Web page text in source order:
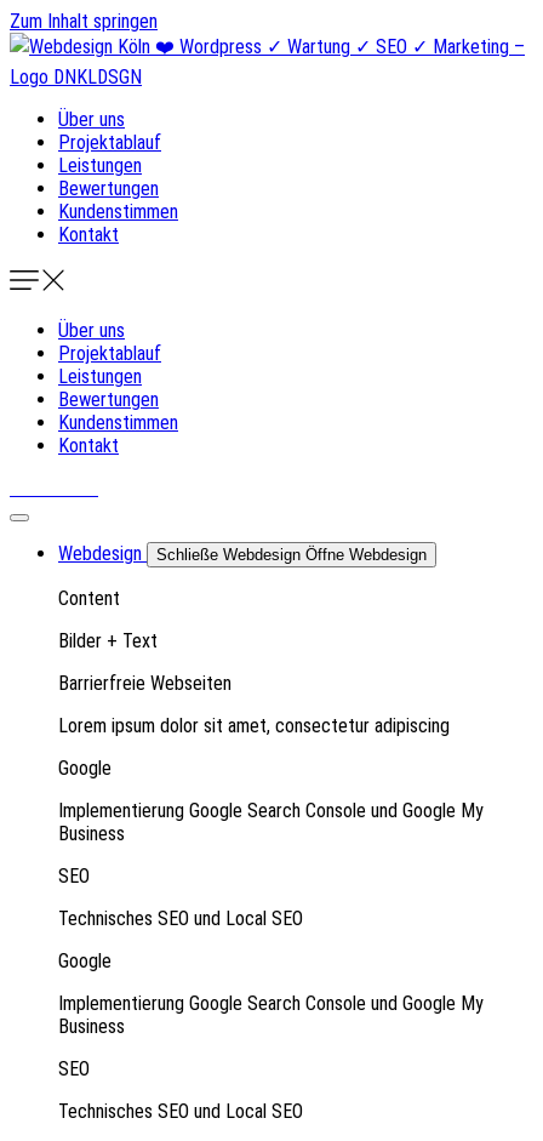
Zum Inhalt springen
Über uns
Projektablauf
Leistungen
Bewertungen
Kundenstimmen
Kontakt
Über uns
Projektablauf
Leistungen
Bewertungen
Kundenstimmen
Kontakt
Webdesign Schließe Webdesign Öffne Webdesign
Content
Bilder + Text
Barrierfreie Webseiten
Lorem ipsum dolor sit amet, consectetur adipiscing
Google
Implementierung Google Search Console und Google My
Business
SEO
Technisches SEO und Local SEO
Google
Implementierung Google Search Console und Google My
Business
SEO
Technisches SEO und Local SEO